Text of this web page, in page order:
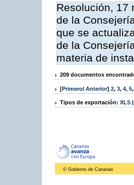
Resolución, 17
de la
que se
de la
materia de
209 documentos
[Primero/ Anterior] 2, 3, 4, 5,
Tipos de exportación: XLS |
© Gobierno de Canarias